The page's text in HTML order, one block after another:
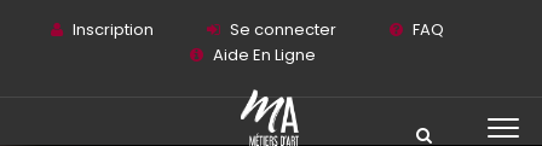
Inscription Se connecter
FAQ
Aide En Ligne